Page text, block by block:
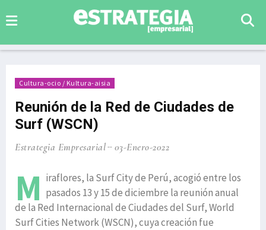
Cultura-ocio / Kultura-aisia
Reunión de la Red de Ciudades de
Surf (WSCN)
Estrategia Empresarial 03-Enero-2022
M iraflores, la Surf City de Perú, acogió entre los
pasados 13 y 15 de diciembre la reunión anual
de la Red Internacional de Ciudades del Surf, World
Surf Cities Network (WSCN), cuya creación fue